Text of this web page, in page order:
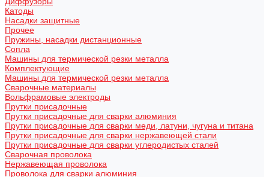
Катоды
Насадки защитные
Прочее
Пружины, насадки дистанционные
Сопла
Машины для термической резки металла
Комплектующие
Машины для термической резки металла
Сварочные материалы
Вольфрамовые электроды
Прутки присадочные
Прутки присадочные для сварки алюминия
Прутки присадочные для сварки меди, латуни, чугуна и титана
Прутки присадочные для сварки нержавеющей стали
Прутки присадочные для сварки углеродистых сталей
Сварочная проволока
Нержавеющая проволока
Проволока для сварки алюминия